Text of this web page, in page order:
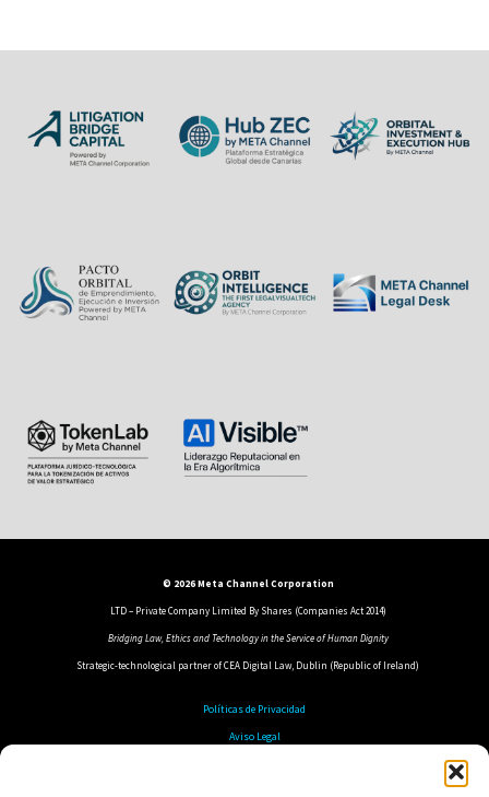
© 2026 Meta Channel Corporation
LTD – Private Company Limited By Shares (Companies Act 2014)
Bridging Law, Ethics and Technology in the Service of Human Dignity
Strategic-technological partner of CEA Digital Law, Dublin (Republic of Ireland)
Políticas de Privacidad
Aviso Legal